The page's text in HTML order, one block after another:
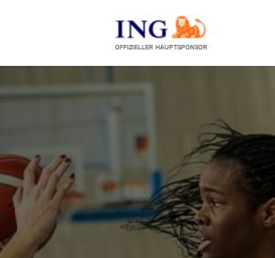
OFFIZIELLER HAUPTSPONSOR